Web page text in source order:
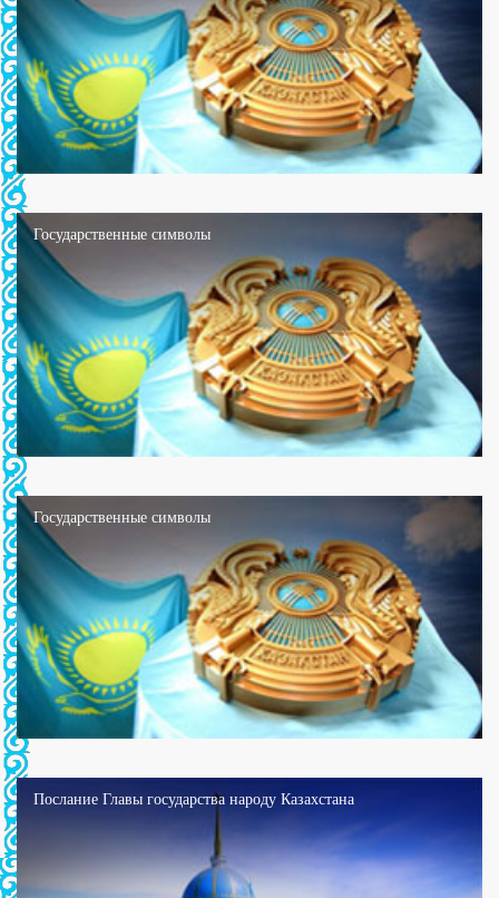
Государственные символы
Государственные символы
Послание Главы государства народу Казахстана